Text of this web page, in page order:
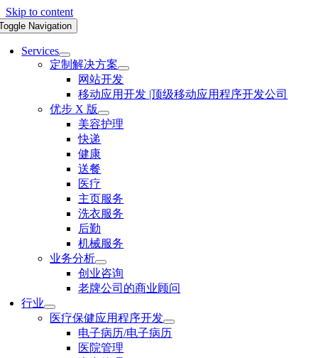
Skip to content
Navigation
Services
定制解决方案
网站开发
移动应用开发 |顶级移动应用程序开发公司
优步 X 版
美容护理
快递
健康
送餐
医疗
主页服务
洗衣服务
后勤
机械服务
业务分析
创业咨询
老牌公司的商业顾问
行业
医疗保健应用程序开发
电子病历/电子病历
医院管理